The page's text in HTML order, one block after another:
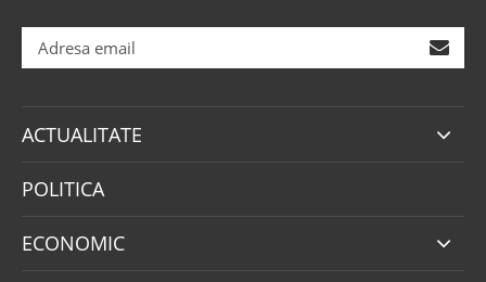
ACTUALITATE
POLITICA
ECONOMIC